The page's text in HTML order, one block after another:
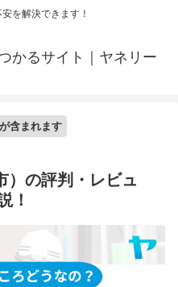
を解決できます！
かるサイト｜ヤネリー
含まれます
）の評判・レビュ
！